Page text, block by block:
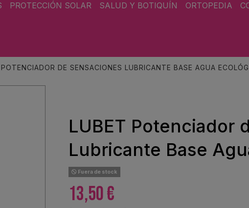
PROTECCIÓN SOLAR SALUD Y BOTIQUÍN ORTOPEDIA
DE SENSACIONES LUBRICANTE BASE AGUA
LUBET Potenciador
Lubricante Base
Fuera de stock
13,50 €